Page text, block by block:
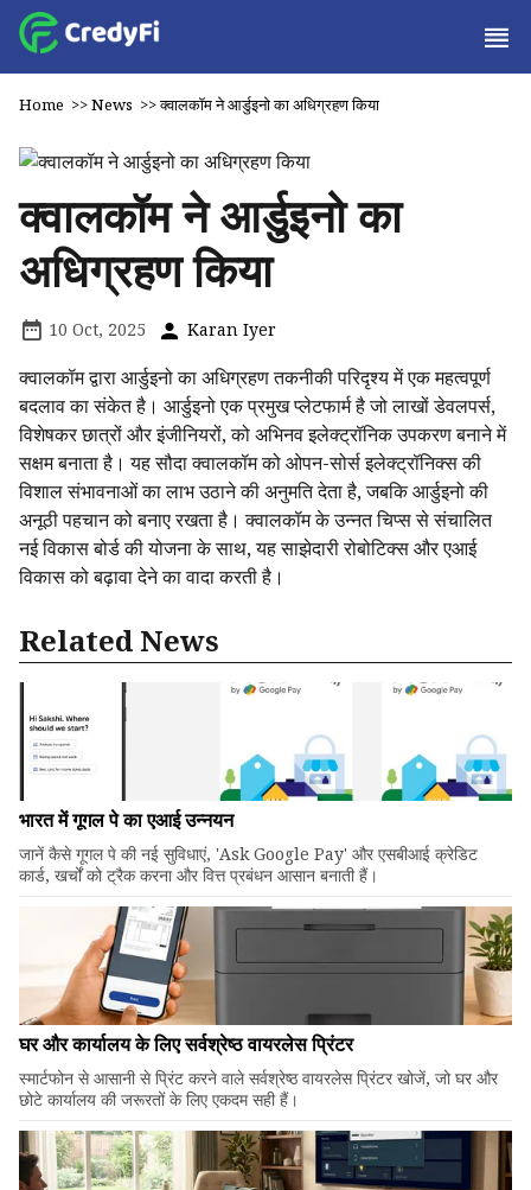
Home >>News >>क्वालकॉम ने आर्डुइनो का अधिग्रहण किया
क्वालकॉम ने आर्डुइनो का
अधिग्रहण किया
10 Oct, 2025 Karan Iyer
क्वालकॉम द्वारा आर्डुइनो का अधिग्रहण तकनीकी परिदृश्य में एक महत्वपूर्ण
बदलाव का संकेत है। आर्डुइनो एक प्रमुख प्लेटफार्म है जो लाखों डेवलपर्स,
विशेषकर छात्रों और इंजीनियरों, को अभिनव इलेक्ट्रॉनिक उपकरण बनाने में
सक्षम बनाता है। यह सौदा क्वालकॉम को ओपन-सोर्स इलेक्ट्रॉनिक्स की
विशाल संभावनाओं का लाभ उठाने की अनुमति देता है, जबकि आर्डुइनो की
अनूठी पहचान को बनाए रखता है। क्वालकॉम के उन्नत चिप्स से संचालित
नई विकास बोर्ड की योजना के साथ, यह साझेदारी रोबोटिक्स और एआई
विकास को बढ़ावा देने का वादा करती है।
Related News
भारत में गूगल पे का एआई उन्नयन
जानें कैसे गूगल पे की नई सुविधाएं, 'Ask Google Pay' और एसबीआई क्रेडिट
कार्ड, खर्चों को ट्रैक करना और वित्त प्रबंधन आसान बनाती हैं।
घर और कार्यालय के लिए सर्वश्रेष्ठ वायरलेस प्रिंटर
स्मार्टफोन से आसानी से प्रिंट करने वाले सर्वश्रेष्ठ वायरलेस प्रिंटर खोजें, जो घर और
छोटे कार्यालय की जरूरतों के लिए एकदम सही हैं।